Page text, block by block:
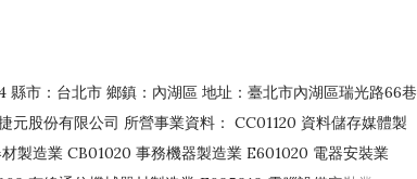
縣市：台北市 鄉鎮：內湖區 地址：臺北市內湖區瑞光路66巷
元股份有限公司 所營事業資料： CC01120 資料儲存媒體製
製造業 CB01020 事務機器製造業 E601020 電器安裝業